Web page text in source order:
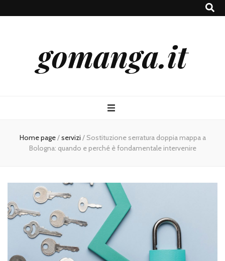
gomanga.it
Home page/servizi / Sostituzione serratura doppia mappa a
Bologna: quando e perché è fondamentale intervenire